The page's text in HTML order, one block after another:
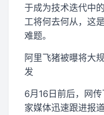
于成为技术迭代中
工将何去何从，这
难题。
阿里飞猪被曝将大
发
6月16日前后，网
家媒体迅速跟进报